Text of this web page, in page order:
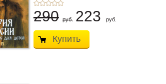
290 руб. 223 руб.
Купить